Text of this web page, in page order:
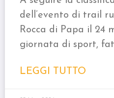
dell’evento di trail
Rocca di Papa il 24
giornata di sport,
LEGGI TUTTO